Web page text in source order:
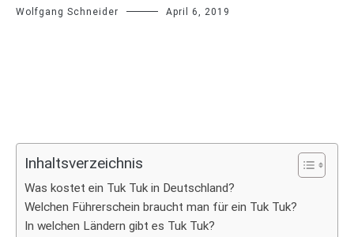
Wolfgang Schneider April 6, 2019
Inhaltsverzeichnis
Was kostet ein Tuk Tuk in Deutschland?
Welchen Führerschein braucht man für ein Tuk Tuk?
In welchen Ländern gibt es Tuk Tuk?